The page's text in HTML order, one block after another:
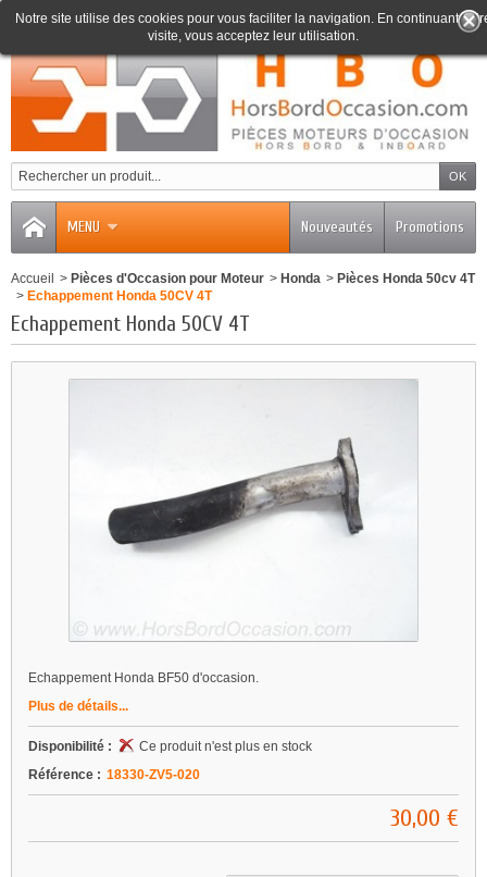
0
MENU Promotions
Nouveautés
Notre site utilise des cookies pour vous faciliter la navigation. En continuant
visite, vous acceptez leur utilisation.
Accueil > Pièces d'Occasion pour Moteur > Honda > Pièces Honda 50cv 4T
> Echappement Honda 50CV 4T
Echappement Honda 50CV 4T
Echappement Honda BF50 d'occasion.
Plus de détails...
Disponibilité :
Ce produit n'est plus en stock
Référence : 18330-ZV5-020
30,00 €